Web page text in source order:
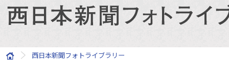
西日本新聞フォトライブラリー